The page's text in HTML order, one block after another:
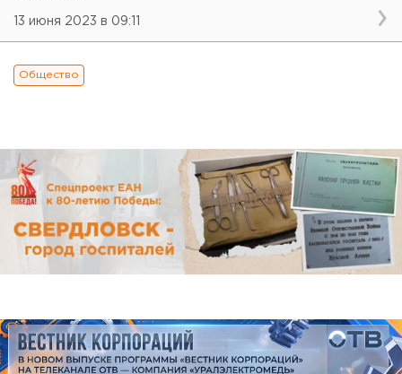
13 июня 2023 в 09:11
Общество